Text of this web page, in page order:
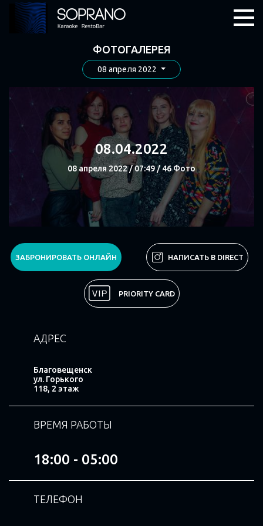
ФОТОГАЛЕРЕЯ
08 апреля 2022
08.04.2022
08 апреля 2022 / 07:49 / 46 Фото
Поделиться
ЗАБРОНИРОВАТЬ ОНЛАЙН НАПИСАТЬ В DIRECT
PRIORITY CARD
АДРЕС
Благовещенск
ул. Горького
118, 2 этаж
ВРЕМЯ РАБОТЫ
18:00 - 05:00
ТЕЛЕФОН